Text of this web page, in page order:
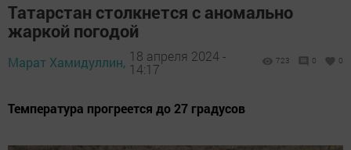
Татарстан столкнется с аномально
жаркой погодой
Марат Хамидуллин, 18 апреля 2024 -
14:17
723 0 0
Температура прогреется до 27 градусов